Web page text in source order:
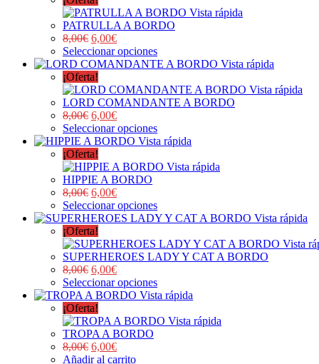
Vista rápida
PATRULLA A BORDO
8,00€ 6,00€
Seleccionar opciones
Vista rápida
¡Oferta!
Vista rápida
LORD COMANDANTE A BORDO
8,00€ 6,00€
Seleccionar opciones
Vista rápida
¡Oferta!
Vista rápida
HIPPIE A BORDO
8,00€ 6,00€
Seleccionar opciones
Vista rápida
¡Oferta!
Vista
SUPERHEROES LADY Y CAT A BORDO
8,00€ 6,00€
Seleccionar opciones
Vista rápida
¡Oferta!
Vista rápida
TROPA A BORDO
8,00€ 6,00€
Añadir al carrito